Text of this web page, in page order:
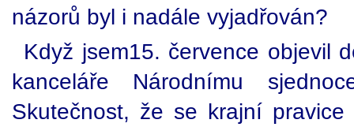
názorů byl i nadále vyjadřován?
Když jsem15. července objevil
kanceláře Národnímu
Skutečnost, že se krajní